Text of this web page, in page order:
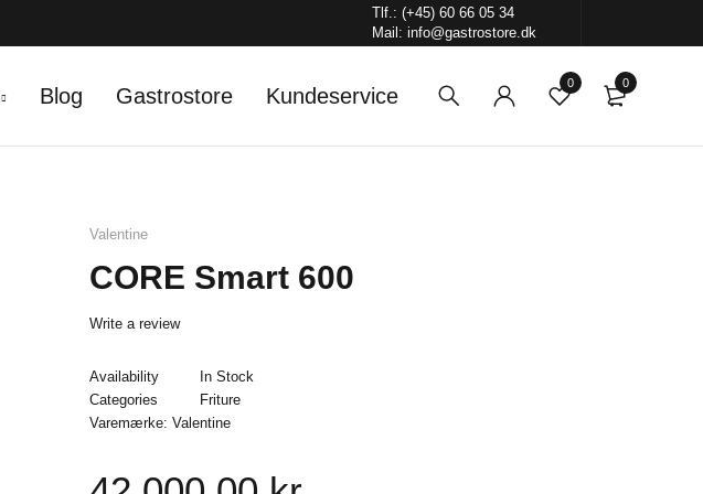
Tlf.: (+45) 60 66 05 34
Mail: info@gastrostore.dk
Blog Gastrostore Kundeservice
0 0
Valentine
CORE Smart 600
Write a review
Availability
In Stock
Categories
Friture
Varemærke:Valentine